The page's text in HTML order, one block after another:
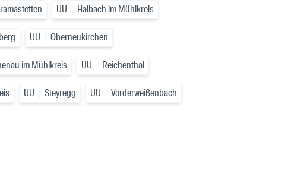
UU Haibach im Mühlkreis
UU Oberneukirchen
im Mühlkreis UU Reichenthal
UU Steyregg UU Vorderweißenbach